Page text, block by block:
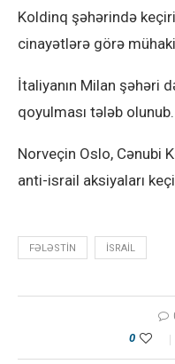
Koldinq şəhərində
cinayətlərə görə
İtaliyanın Milan şəhəri
qoyulması tələb olunub.
Norveçin Oslo, Cənubi
anti-israil aksiyaları
FƏLƏSTIN ISRAIL
0